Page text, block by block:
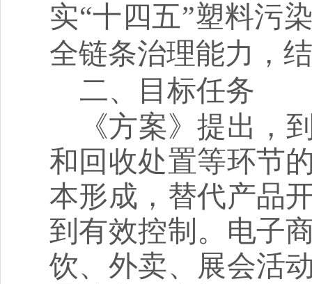
实“十四五”塑料污
全链条治理能力，
二、目标任务
《方案》提出，
和回收处置等环节
本形成，替代产品
到有效控制。电子
饮、外卖、展会活